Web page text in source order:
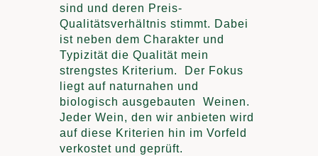
sind und deren Preis-
Qualitätsverhältnis stimmt. Dabei
ist neben dem Charakter und
Typizität die Qualität mein
strengstes Kriterium. Der Fokus
liegt auf naturnahen und
biologisch ausgebauten Weinen.
Jeder Wein, den wir anbieten wird
auf diese Kriterien hin im Vorfeld
verkostet und geprüft.
Sortiment
Wein | Spirituosen
Besonderes | Seltenes
Über mich
Standort | Anfahrt | Impressum
Datenschutz